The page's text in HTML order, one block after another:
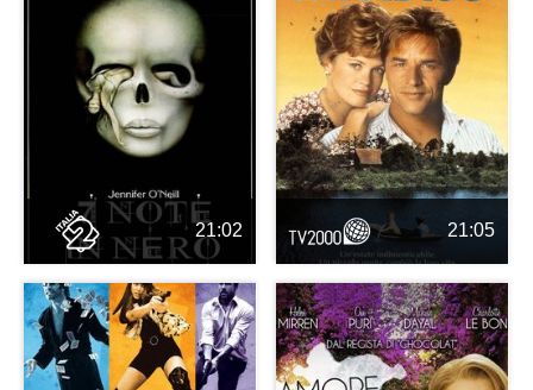
21:02 21:05